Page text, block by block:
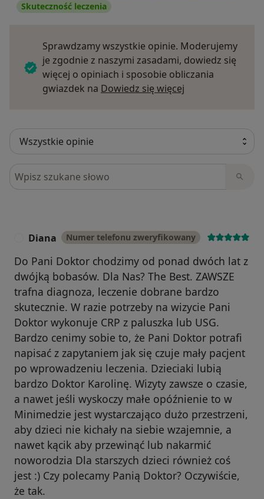
Skuteczność leczenia
Sprawdzamy wszystkie opinie. Moderujemy
je zgodnie z naszymi zasadami, dowiedz się
więcej o opiniach i sposobie obliczania
gwiazdek na Dowiedz się więcej
Szukaj w opiniach
Diana Numer telefonu zweryfikowany
Do Pani Doktor chodzimy od ponad dwóch lat z
dwójką bobasów. Dla Nas? The Best. ZAWSZE
trafna diagnoza, leczenie dobrane bardzo
skutecznie. W razie potrzeby na wizycie Pani
Doktor wykonuje CRP z paluszka lub USG.
Bardzo cenimy sobie to, że Pani Doktor potrafi
napisać z zapytaniem jak się czuje mały pacjent
po wprowadzeniu leczenia. Dzieciaki lubią
bardzo Doktor Karolinę. Wizyty zawsze o czasie,
a nawet jeśli wyskoczy małe opóźnienie to w
Minimedzie jest wystarczająco dużo przestrzeni,
aby dzieci nie kichały na siebie wzajemnie, a
nawet kącik aby przewinąć lub nakarmić
noworodzia Dla starszych dzieci również coś
jest :) Czy polecamy Panią Doktor? Oczywiście,
że tak.